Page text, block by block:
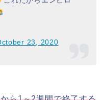
23, 2020